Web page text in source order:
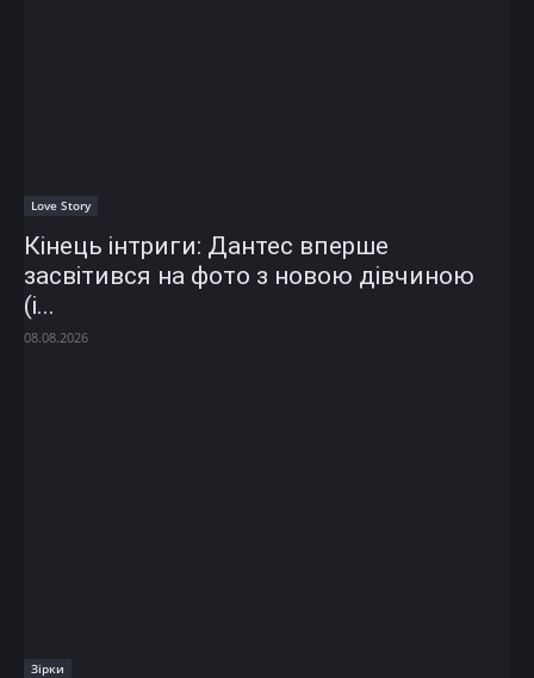
Love Story
Кінець інтриги: Дантес вперше
засвітився на фото з новою дівчиною
(і...
08.08.2026
Зірки